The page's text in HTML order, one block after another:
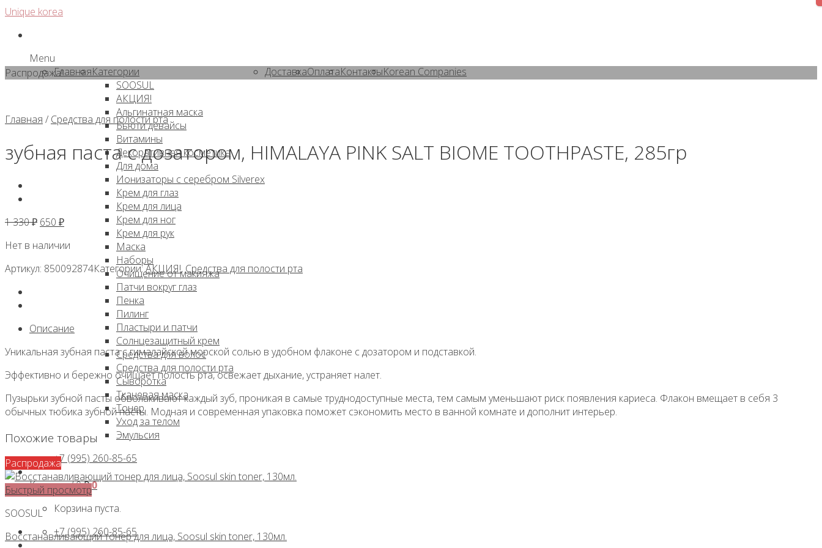
Skip
content
Unique korea
Menu
ГлавнаяКатегории
SOOSUL
АКЦИЯ!
Альгинатная маска
Бьюти девайсы
Витамины
Декоративная косметика
Для дома
Ионизаторы с серебром Silverex
Крем для глаз
Крем для лица
Крем для ног
Крем для рук
Маска
Наборы
Очищение от макияжа
Патчи вокруг глаз
Пенка
Пилинг
Пластыри и патчи
Солнцезащитный крем
Средства для волос
Средства для полости рта
Сыворотка
Тканевая маска
Тонер
Уход за телом
Эмульсия
ДоставкаОплатаКонтактыKorean Companies
+7 (995) 260-85-65
Корзина /0₽0
Корзина пуста.
+7 (995) 260-85-65
Распродажа!
Главная / Средства для полости рта
зубная паста с дозатором, HIMALAYA PINK SALT BIOME TOOTHPASTE, 285гр
1 330₽ Первоначальная
составляла
330 ₽.
650 ₽Текущая
650 ₽.
Нет в наличии
Артикул: 850092874Категории:АКЦИЯ!,Средства для полости рта
Описание
Уникальная зубная паста с гималайской морской солью в удобном флаконе с дозатором и подставкой.
Эффективно и бережно очищает полость рта, освежает дыхание, устраняет налет.
Пузырьки зубной пасты обволакивают каждый зуб, проникая в самые труднодоступные места, тем самым уменьшают риск появления кариеса. Флакон вмещает в себя 3
обычных тюбика зубной пасты. Модная и современная упаковка поможет сэкономить место в ванной комнате и дополнит интерьер.
Похожие товары
Распродажа
Быстрый просмотр
SOOSUL
Восстанавливающий тонер для лица, Soosul skin toner, 130мл.